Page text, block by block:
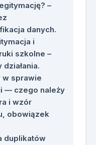
–
danych.
i
szkolne –
sprawie
— czego należy
i wzór
obowiązek
duplikatów